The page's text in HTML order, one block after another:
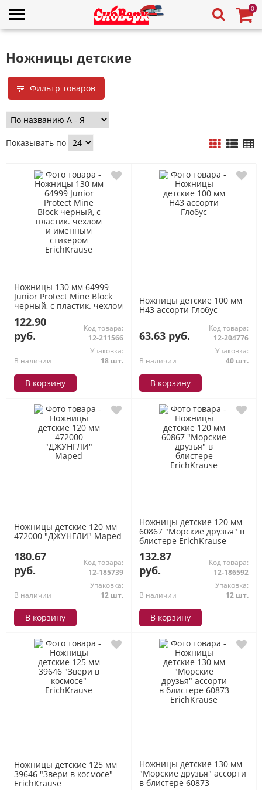
0
Ножницы детские
Фильтр товаров
Показывать по
Ножницы 130 мм 64999
Junior Protect Mine Block
черный, с пластик. чехлом
ErichKrause
122.90
руб.
Код товара:
12-211566
В наличии
Упаковка:
18 шт.
В корзину
Ножницы детские 100 мм
Н43 ассорти Глобус
63.63 руб.
Код товара:
12-204776
В наличии
Упаковка:
40 шт.
В корзину
Ножницы детские 120 мм
472000 "ДЖУНГЛИ" Maped
180.67
руб.
Код товара:
12-185739
В наличии
Упаковка:
12 шт.
В корзину
Ножницы детские 120 мм
60867 "Морские друзья" в
блистере ErichKrause
132.87
руб.
Код товара:
12-186592
В наличии
Упаковка:
12 шт.
В корзину
Ножницы детские 125 мм
39646 "Звери в космосе"
ErichKrause
Ножницы детские 130 мм
"Морские друзья" ассорти
в блистере 60873